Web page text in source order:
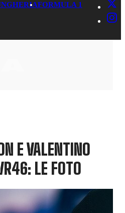
FORMULA 1
E VALENTINO
LE FOTO